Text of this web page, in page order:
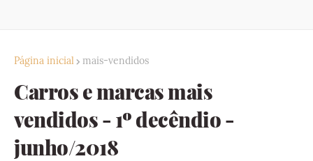
Página inicial mais-vendidos
Carros e marcas mais
vendidos - 1º decêndio -
junho/2018